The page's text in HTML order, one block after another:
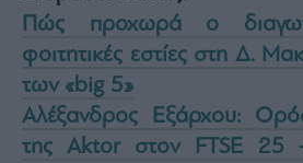
Πώς προχωρά ο
φοιτητικές εστίες στη Δ.
των «big 5»
Αλέξανδρος Εξάρχου:
της Aktor στον FTSE 25